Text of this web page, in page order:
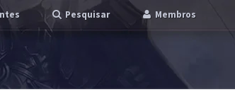
Pesquisar Membros